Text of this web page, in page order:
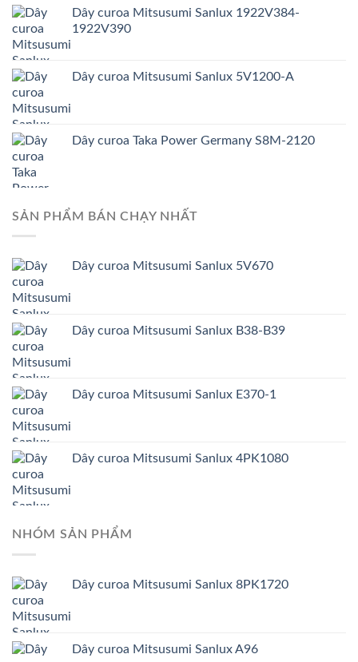
Dây curoa Mitsusumi Sanlux 1922V384-
1922V390
Dây curoa Mitsusumi Sanlux 5V1200-A
Dây curoa Taka Power Germany S8M-2120
SẢN PHẨM BÁN CHẠY NHẤT
Dây curoa Mitsusumi Sanlux 5V670
Dây curoa Mitsusumi Sanlux B38-B39
Dây curoa Mitsusumi Sanlux E370-1
Dây curoa Mitsusumi Sanlux 4PK1080
NHÓM SẢN PHẨM
Dây curoa Mitsusumi Sanlux 8PK1720
Dây curoa Mitsusumi Sanlux A96